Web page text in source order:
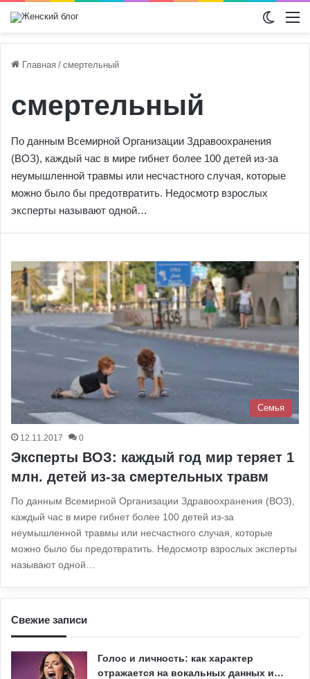
Главная / смертельный
смертельный
По данным Всемирной Организации Здравоохранения
(ВОЗ), каждый час в мире гибнет более 100 детей из-за
неумышленной травмы или несчастного случая, которые
можно было бы предотвратить. Недосмотр взрослых
эксперты называют одной…
Семья
12.11.2017 0
Эксперты ВОЗ: каждый год мир теряет 1
млн. детей из-за смертельных травм
По данным Всемирной Организации Здравоохранения (ВОЗ),
каждый час в мире гибнет более 100 детей из-за
неумышленной травмы или несчастного случая, которые
можно было бы предотвратить. Недосмотр взрослых эксперты
называют одной…
Свежие записи
Голос и личность: как характер
отражается на вокальных данных и…